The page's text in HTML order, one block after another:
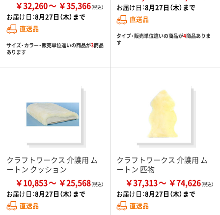
￥32,260 ￥35,366
お届け日：8月27日（木）まで
直送品
サイズ・カラー・販売単位違いの商品が3商品
あります
お届け日：8月27日（木）まで
直送品
タイプ・販売単位違いの商品が4商品ありま
す
クラフトワークス 介護用 ム
ートン クッション
￥10,853 ￥25,568
お届け日：8月27日（木）まで
直送品
クラフトワークス 介護用 ム
ートン 匹物
￥37,313 ￥74,626
お届け日：8月27日（木）まで
直送品